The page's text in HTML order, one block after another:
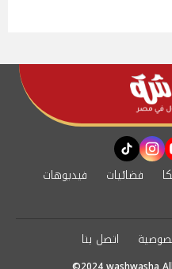
instagram
tiktok
فضائيات
فيديوهات
اتصل بنا